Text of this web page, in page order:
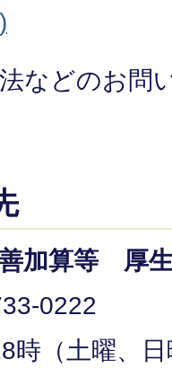
などのお問
加算等 厚
0222
時（土曜、